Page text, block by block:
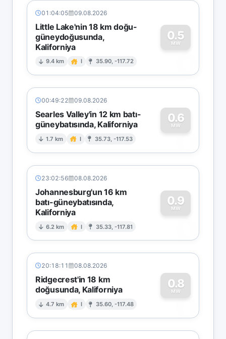
01:04:05 09.08.2026
Little Lake'nin 18 km doğu-
güneydoğusunda,
Kaliforniya
9.4 km I 35.90, -117.72
0.5
MW
0
00:49:22 09.08.2026
Searles Valley'in 12 km batı-
güneybatısında, Kaliforniya
1.7 km I 35.73, -117.53
0.6
MW
0
23:02:56 08.08.2026
Johannesburg'un 16 km
batı-güneybatısında,
Kaliforniya
6.2 km I 35.33, -117.81
0.9
MW
0
20:18:11 08.08.2026
Ridgecrest'in 18 km
doğusunda, Kaliforniya
4.7 km I 35.60, -117.48
0.8
MW
0